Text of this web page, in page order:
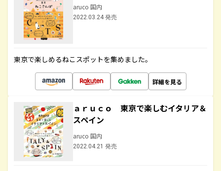
aruco 国内
2022.03.24 発売
東京で楽しめるねこスポットを集めました。
詳細を見る
ａｒｕｃｏ 東京で楽しむイタリア＆
スペイン
aruco 国内
2022.04.21 発売